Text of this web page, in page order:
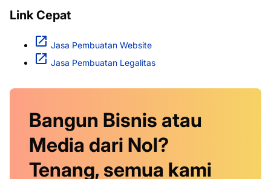
Link Cepat
Jasa Pembuatan Website
Jasa Pembuatan Legalitas
Bangun Bisnis atau
Media dari Nol?
Tenang, semua kami